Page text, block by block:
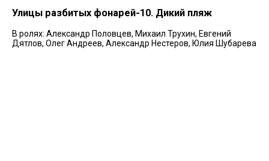
Улицы разбитых фонарей-10. Дикий пляж
В ролях: Александр Половцев, Михаил Трухин, Евгений
Дятлов, Олег Андреев, Александр Нестеров, Юлия Шубарева